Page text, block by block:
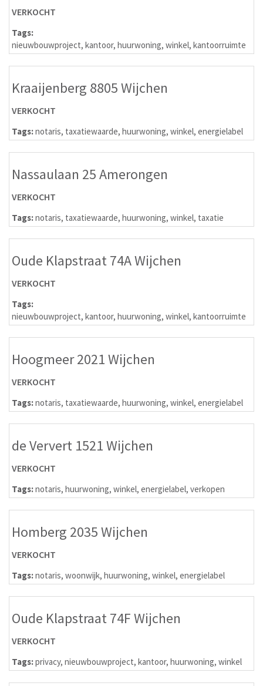
VERKOCHT
Tags:
nieuwbouwproject, kantoor, huurwoning, winkel, kantoorruimte
Kraaijenberg 8805 Wijchen
VERKOCHT
Tags:notaris, taxatiewaarde, huurwoning, winkel, energielabel
Nassaulaan 25 Amerongen
VERKOCHT
Tags:notaris, taxatiewaarde, huurwoning, winkel, taxatie
Oude Klapstraat 74A Wijchen
VERKOCHT
Tags:
nieuwbouwproject, kantoor, huurwoning, winkel, kantoorruimte
Hoogmeer 2021 Wijchen
VERKOCHT
Tags:notaris, taxatiewaarde, huurwoning, winkel, energielabel
de Ververt 1521 Wijchen
VERKOCHT
Tags:notaris, huurwoning, winkel, energielabel, verkopen
Homberg 2035 Wijchen
VERKOCHT
Tags:notaris, woonwijk, huurwoning, winkel, energielabel
Oude Klapstraat 74F Wijchen
VERKOCHT
Tags:privacy, nieuwbouwproject, kantoor, huurwoning, winkel